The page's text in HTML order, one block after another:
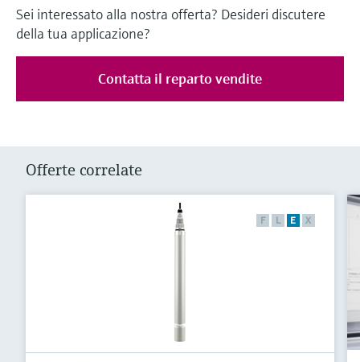
Sei interessato alla nostra offerta? Desideri discutere
della tua applicazione?
Contatta il reparto vendite
Offerte correlate
F L E X